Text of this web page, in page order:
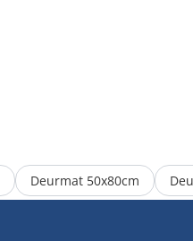
Deurmat 50x80cm